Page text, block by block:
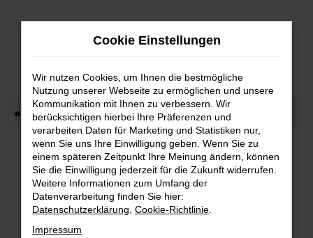
Zum
Startseite Fahrzeug Showroom Fahrzeugbestand
FAHRZEUGBESTAND
Bei Neuwagen Autoland finden Sie eine große
Auswahl an Marken und Modellen.
Cookie Einstellungen
Wir nutzen Cookies, um Ihnen die bestmögliche
Nutzung unserer Webseite zu ermöglichen und unsere
Kommunikation mit Ihnen zu verbessern. Wir
berücksichtigen hierbei Ihre Präferenzen und
verarbeiten Daten für Marketing und Statistiken nur,
wenn Sie uns Ihre Einwilligung geben. Wenn Sie zu
einem späteren Zeitpunkt Ihre Meinung ändern, können
Sie die Einwilligung jederzeit für die Zukunft widerrufen.
Weitere Informationen zum Umfang der
Datenverarbeitung finden Sie hier:
Datenschutzerklärung Cookie-Richtlinie
Impressum